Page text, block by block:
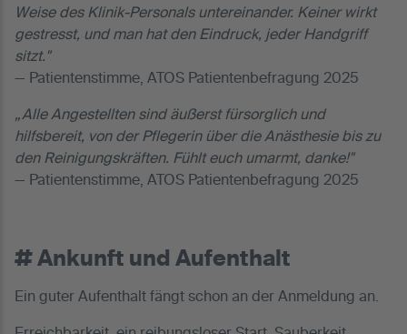
Weise des Klinik-Personals untereinander. Keiner wirkt
gestresst, und man hat den Eindruck, jeder Handgriff
sitzt."
— Patientenstimme, ATOS Patientenbefragung 2025
„Alle Angestellten sind äußerst fürsorglich und
hilfsbereit, von der Pflegerin über die Anästhesie bis zu
den Reinigungskräften. Fühlt euch umarmt, danke!"
— Patientenstimme, ATOS Patientenbefragung 2025
# Ankunft und Aufenthalt
Ein guter Aufenthalt fängt schon an der Anmeldung an.